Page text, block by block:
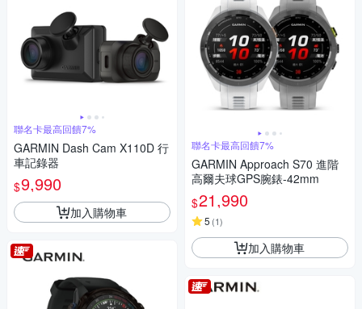
聯名卡最高回饋7%
GARMIN Dash Cam X110D 行
車記錄器
$9,990
加入購物車
聯名卡最高回饋7%
GARMIN Approach S70 進階
高爾夫球GPS腕錶-42mm
$21,990
5 (1)
加入購物車